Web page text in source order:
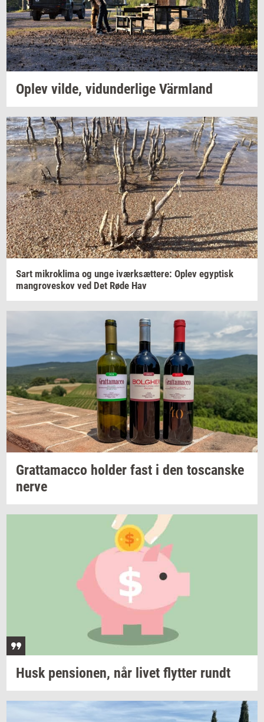
Oplev vilde, vi­dun­der­li­ge Värmland
Sart mi­krokli­ma og unge iværk­sæt­te­re: Oplev egyp­tisk
man­grove­skov ved Det Røde Hav
Grat­ta­mac­co hol­der fast i den toscan­ske
nerve
Husk pen­sio­nen, når livet flyt­ter rundt